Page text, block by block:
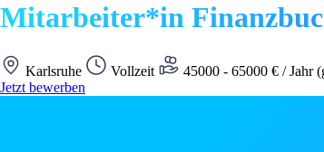
Mitarbeiter*in
Karlsruhe Vollzeit 45000 - 65000 € / Jahr
Jetzt bewerben